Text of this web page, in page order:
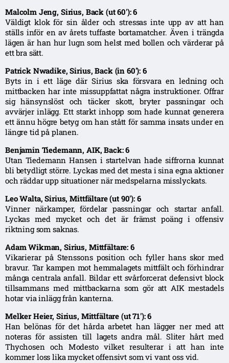
Malcolm Jeng, Sirius, Back (ut 60′): 6
Väldigt klok för sin ålder och stressas inte upp av att han
ställs inför en av årets tuffaste bortamatcher. Även i trängda
lägen är han hur lugn som helst med bollen och värderar på
ett bra sätt.
Patrick Nwadike, Sirius, Back (in 60′): 6
Byts in i ett läge där Sirius ska försvara en ledning och
mittbacken har inte missuppfattat några instruktioner. Offrar
sig hänsynslöst och täcker skott, bryter passningar och
avvärjer inlägg. Ett starkt inhopp som hade kunnat generera
ett ännu högre betyg om han stått för samma insats under en
längre tid på planen.
Benjamin Tiedemann, AIK, Back: 6
Utan Tiedemann Hansen i startelvan hade siffrorna kunnat
bli betydligt större. Lyckas med det mesta i sina egna aktioner
och räddar upp situationer när medspelarna misslyckats.
Leo Walta, Sirius, Mittfältare (ut 90′): 6
Vinner närkamper, fördelar passningar och startar anfall.
Lyckas med mycket och det är främst poäng i offensiv
riktning som saknas.
Adam Wikman, Sirius, Mittfältare: 6
Vikarierar på Stenssons position och fyller hans skor med
bravur. Tar kampen mot hemmalagets mittfält och förhindrar
många centrala anfall. Bildar ett svårforcerat defensivt block
tillsammans med mittbackarna som gör att AIK mestadels
hotar via inlägg från kanterna.
Melker Heier, Sirius, Mittfältare (ut 71′): 6
Han belönas för det hårda arbetet han lägger ner med att
noteras för assisten till lagets andra mål. Sliter hårt med
Thychosen och Modesto vilket resulterar i att han inte
kommer loss lika mycket offensivt som vi vant oss vid.